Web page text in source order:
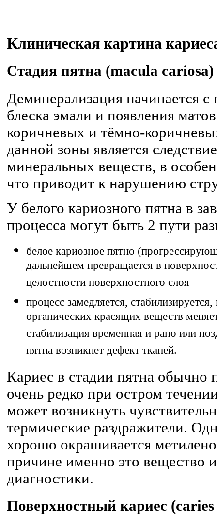
Клиническая картина
Стадия пятна (macula cariosa)
Деминерализация начинается с
блеска эмали и появления
коричневых и тёмно-
данной зоны является
минеральных веществ, в
что приводит к нарушению
У белого кариозного пятна в
процесса могут быть 2 пути
белое кариозное пятно
дальнейшем превращается в
целостности поверхностного слоя
процесс замедляется,
органических красящих веществ
стабилизация временная и рано или
пятна возникнет дефект тканей.
Кариес в стадии пятна обычно
очень редко при остром
может возникнуть
термические раздражители.
хорошо окрашивается
причине именно это вещество
диагностики.
Поверхностный кариес